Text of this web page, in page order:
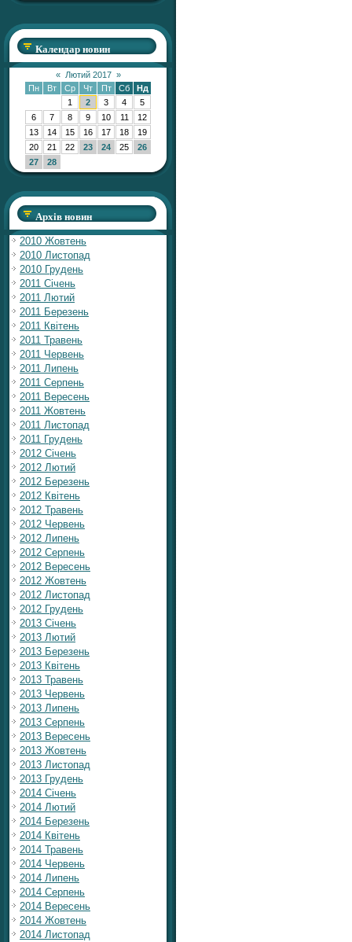
Календар новин
« Лютий 2017 »
Пн
Вт Ср Чт Пт Сб
Нд
1
2 3 4
5
6
7 8 9 10 11
12
13
14 15 16 17 18
19
20
21 22 23 24 25
26
27
28
Архів новин
2010 Жовтень
2010 Листопад
2010 Грудень
2011 Січень
2011 Лютий
2011 Березень
2011 Квітень
2011 Травень
2011 Червень
2011 Липень
2011 Серпень
2011 Вересень
2011 Жовтень
2011 Листопад
2011 Грудень
2012 Січень
2012 Лютий
2012 Березень
2012 Квітень
2012 Травень
2012 Червень
2012 Липень
2012 Серпень
2012 Вересень
2012 Жовтень
2012 Листопад
2012 Грудень
2013 Січень
2013 Лютий
2013 Березень
2013 Квітень
2013 Травень
2013 Червень
2013 Липень
2013 Серпень
2013 Вересень
2013 Жовтень
2013 Листопад
2013 Грудень
2014 Січень
2014 Лютий
2014 Березень
2014 Квітень
2014 Травень
2014 Червень
2014 Липень
2014 Серпень
2014 Вересень
2014 Жовтень
2014 Листопад